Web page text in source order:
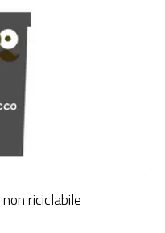
riciclabile